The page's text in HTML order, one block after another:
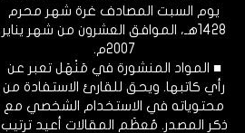
يوم السبت المصادف غرة شهر محرم
1428هـ، الموافق العشرون من شهر يناير
2007م.
■ المواد المنشورة في مَنْهَل تعبر عن
رأي كاتبها. ويحق للقارئ الاستفادة من
محتوياته في الاستخدام الشخصي مع
ذكر المصدر. مُعظَم المقالات أعيد ترتيب